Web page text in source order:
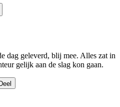
dag geleverd, blij mee. Alles zat in
gelijk aan de slag kon gaan.